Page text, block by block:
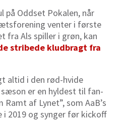
på Oddset Pokalen, når
venter i første
fra Als spiller i grøn, kan
stribede kludbragt fra
altid i den rød-hvide
er en hyldest til fan-
af Lynet”, som AaB’s
i 2019 og synger før kickoff